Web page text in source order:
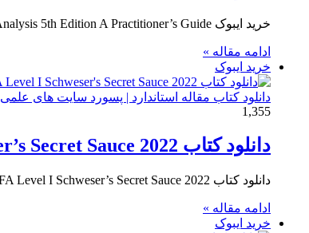
خرید ایبوک Financial Statement Analysis 5th Edition A Practitioner’s Guide برای دانلود ایبوک Financial Statement Analysis 5th Edition A Practitioner’s…
ادامه مقاله »
خرید ایبوک
دانلود کتاب مقاله استاندارد | پسورد سایت های علمی
1,355
دانلود کتاب 2022 CFA Level I Schweser’s Secret Sauce
دانلود کتاب 2022 CFA Level I Schweser’s Secret Sauce برای دانلود کتاب 2022 CFA Level I Schweser’s Secret Sauce و…
ادامه مقاله »
خرید ایبوک